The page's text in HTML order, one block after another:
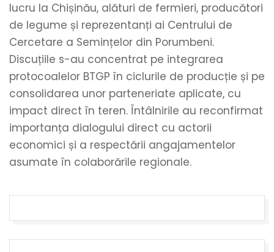
lucru la Chișinău, alături de fermieri, producători
de legume și reprezentanți ai Centrului de
Cercetare a Semințelor din Porumbeni.
Discuțiile s-au concentrat pe integrarea
protocoalelor BTGP în ciclurile de producție și pe
consolidarea unor parteneriate aplicate, cu
impact direct în teren. Întâlnirile au reconfirmat
importanța dialogului direct cu actorii
economici și a respectării angajamentelor
asumate în colaborările regionale.